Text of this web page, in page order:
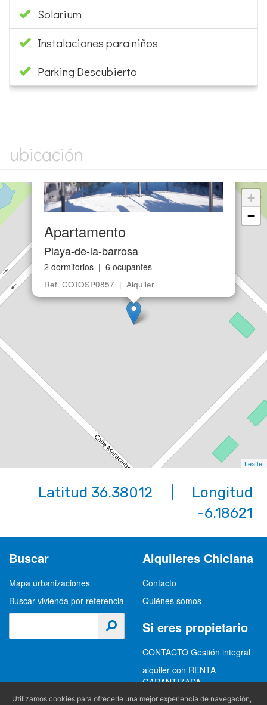
Solarium
Instalaciones para niños
Parking Descubierto
ubicación
Apartamento
Playa-de-la-barrosa
2 dormitorios | 6 ocupantes
Ref. COTOSP0857 | Alquiler
+
−
Leaflet
Latitud 36.38012 | Longitud
-6.18621
Buscar
Mapa urbanizaciones
Buscar vivienda por referencia
Alquileres Chiclana
Contacto
Quiénes somos
Si eres propietario
CONTACTO Gestión integral
alquiler con RENTA
GARANTIZADA
GESTION INTEGRAL
Utilizamos cookies para ofrecerle una mejor experiencia de navegación,